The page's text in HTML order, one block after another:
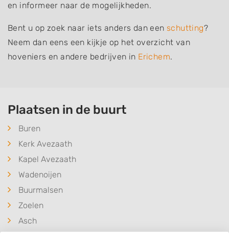
en informeer naar de mogelijkheden.
Bent u op zoek naar iets anders dan een schutting?
Neem dan eens een kijkje op het overzicht van
hoveniers en andere bedrijven in Erichem.
Plaatsen in de buurt
Buren
Kerk Avezaath
Kapel Avezaath
Wadenoijen
Buurmalsen
Zoelen
Asch